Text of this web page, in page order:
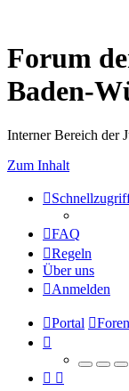
Forum
Baden-
Interner Bereich der
Zum Inhalt
FAQ
Regeln
Über uns
Anmelden
Portal